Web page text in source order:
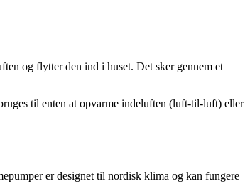
og flytter den ind i huset. Det sker gennem et
til enten at opvarme indeluften (luft-til-luft) eller
er designet til nordisk klima og kan fungere